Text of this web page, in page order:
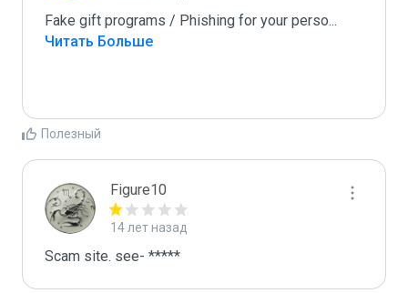
Fake gift programs / Phishing for your perso...
Читать Больше
Полезный
Figure10
14 лет назад
Scam site. see- *****